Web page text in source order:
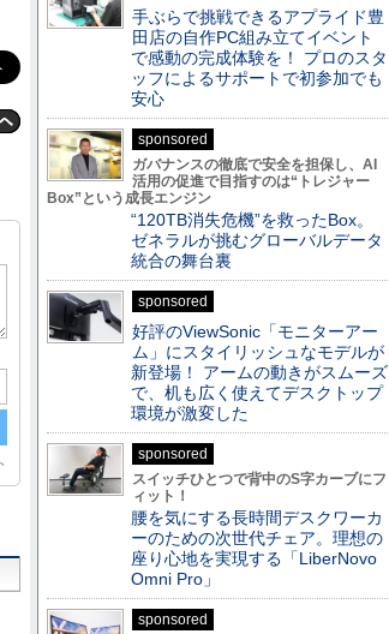
手ぶらで挑戦できるアプライド豊
田店の自作PC組み立てイベント
で感動の完成体験を！ プロのスタ
ッフによるサポートで初参加でも
安心
sponsored
ガバナンスの徹底で安全を担保し、AI
活用の促進で目指すのは“トレジャー
Box”という成長エンジン
“120TB消失危機”を救ったBox。
ゼネラルが挑むグローバルデータ
統合の舞台裏
sponsored
好評のViewSonic「モニターアー
ム」にスタイリッシュなモデルが
新登場！ アームの動きがスムーズ
で、机も広く使えてデスクトップ
環境が激変した
sponsored
スイッチひとつで背中のS字カーブにフ
ィット！
腰を気にする長時間デスクワーカ
ーのための次世代チェア。理想の
座り心地を実現する「LiberNovo
Omni Pro」
sponsored